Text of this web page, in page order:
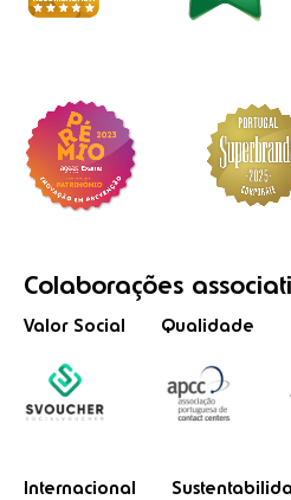
Colaborações
Valor Social Qualidade
Internacional